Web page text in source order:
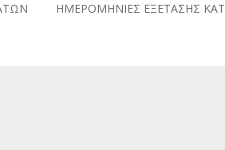
ΗΜΕΡΟΜΗΝΙΕΣ ΕΞΕΤΑΣΗΣ